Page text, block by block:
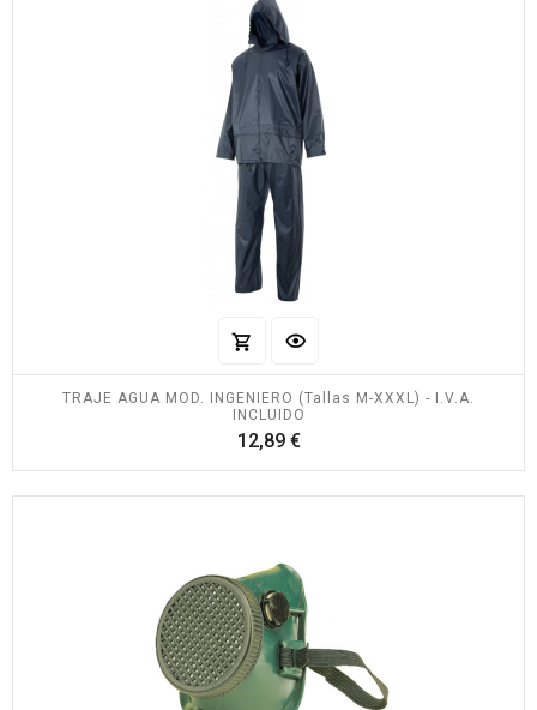
TRAJE AGUA MOD. INGENIERO (Tallas M-XXXL) - I.V.A.
INCLUIDO
12,89 €Precio